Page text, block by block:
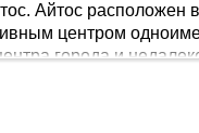
Айтос расположен
центром
города и